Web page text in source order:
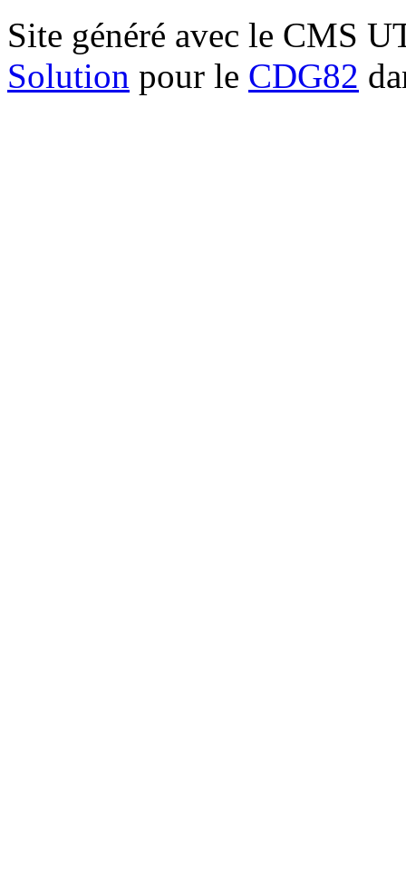
Site généré avec le CMS
Solution pour le CDG82